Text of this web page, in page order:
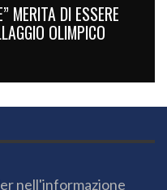
MERITA DI ESSERE
OLIMPICO
nell'informazione